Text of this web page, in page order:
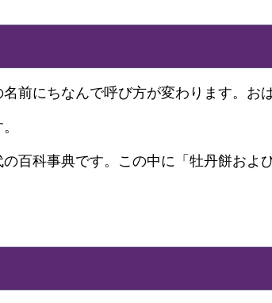
前にちなんで呼び方が変わります。お
百科事典です。この中に「牡丹餅およ